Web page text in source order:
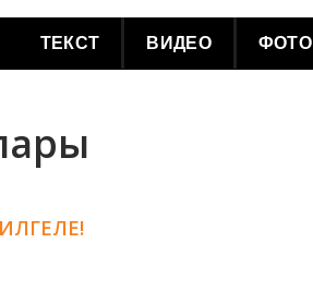
ТЕКСТ ВИДЕО ФОТО